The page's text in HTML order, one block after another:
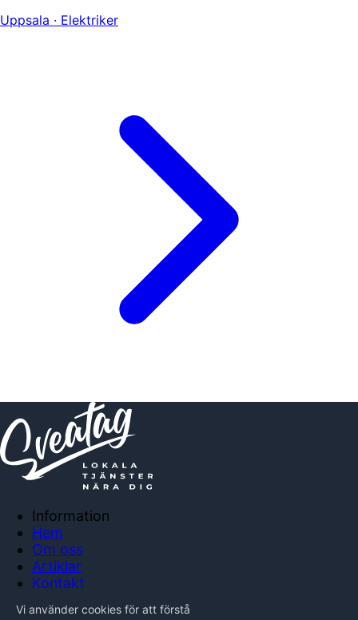
Uppsala · Elektriker
Information
Hem
Om oss
Artiklar
Kontakt
Integritetspolicy
Vi använder cookies för att förstå